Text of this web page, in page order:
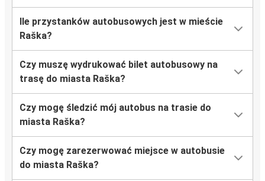
Ile przystanków autobusowych jest w mieście
Raška?
Czy muszę wydrukować bilet autobusowy na
trasę do miasta Raška?
Czy mogę śledzić mój autobus na trasie do
miasta Raška?
Czy mogę zarezerwować miejsce w autobusie
do miasta Raška?